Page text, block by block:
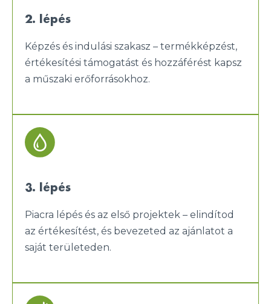
2. lépés
Képzés és indulási szakasz – termékképzést,
értékesítési támogatást és hozzáférést kapsz
a műszaki erőforrásokhoz.
3. lépés
Piacra lépés és az első projektek – elindítod
az értékesítést, és bevezeted az ajánlatot a
saját területeden.